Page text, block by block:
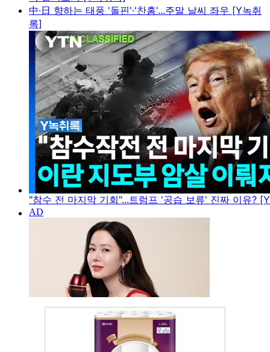
中·日 향하는 태풍 '돌핀'·'찬홈'...주말 날씨 좌우 [Y녹취
록]
"참수 전 마지막 기회"...트럼프 '공습 보류' 진짜 이유?